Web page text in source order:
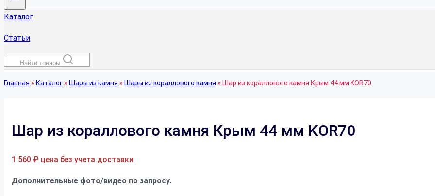
Каталог
Статьи
Найти товары
Главная » Каталог » Шары из камня » Шары из кораллового камня » Шар из кораллового камня Крым 44 мм KOR70
Шар из кораллового камня Крым 44 мм KOR70
1 560 ₽ цена без учета доставки
Дополнительные фото/видео по запросу.